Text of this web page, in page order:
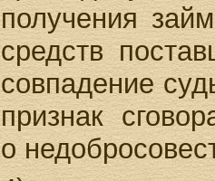
получения
средств
совпадение
признак
о